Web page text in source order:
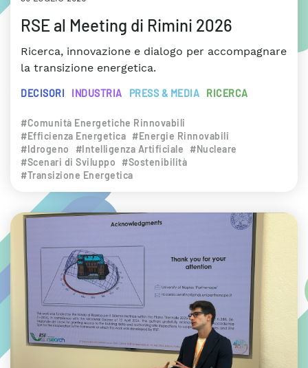
RSE al Meeting di Rimini 2026
Ricerca, innovazione e dialogo per accompagnare
la transizione energetica.
DECISORI INDUSTRIA PRESS & MEDIA RICERCA
#Comunità Energetiche Rinnovabili
#Efficienza Energetica #Energie Rinnovabili
#Idrogeno
#Intelligenza Artificiale
#Nucleare
#Scenari di Sviluppo
#Sostenibilità
#Transizione Energetica